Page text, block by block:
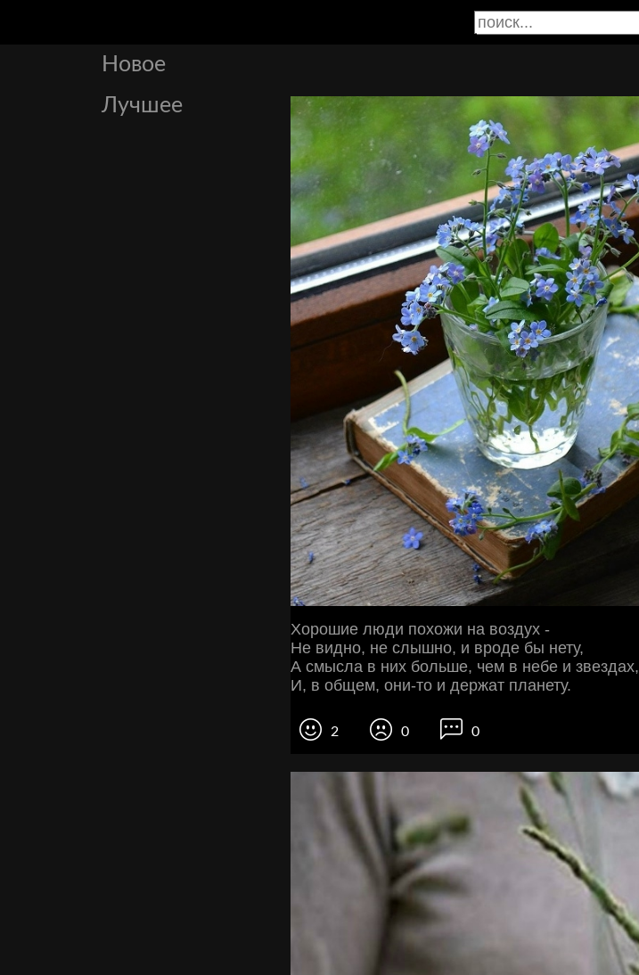
Новое
Лучшее
Хорошие люди похожи на воздух -
Не видно, не слышно, и вроде бы нету,
А смысла в них больше, чем в небе и звездах,
И, в общем, они-то и держат планету.
2 0 0